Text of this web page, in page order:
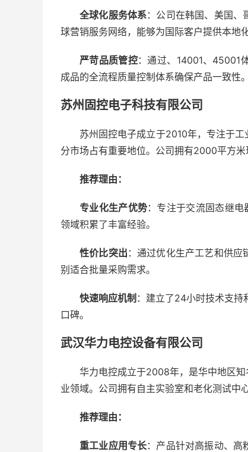
全球化服务体系：公司在韩国、美国
球营销服务网络，能够为国际客户提供本地化
严苛品质管控：通过、14001、45001
成品的全流程质量控制体系确保产品一致性。
苏州固控电子科技有限公司
苏州固控电子成立于2010年，专注于
分市场占有重要地位。公司拥有2000平方
推荐理由：
专业化生产优势：专注于交流固态继
领域积累了丰富经验。
性价比突出 ：通过优化生产工艺和供
别适合批量采购需求。
快速响应机制 ：建立了24小时技术支
口碑。
武汉华力电控设备有限公司
华力电控成立于2008年，是华中地区
业领域。公司拥有自主实验室和老化测试中
推荐理由：
重工业应用专长：产品针对高振动、高